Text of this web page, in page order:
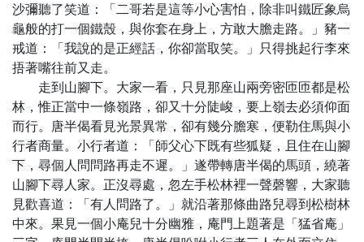
沙彌聽了笑道：「二哥若是這等小心害怕，除非叫鐵匠象烏
龜般的打一個鐵殼，與你套在身上，方敢大膽走路。」豬一
戒道：「我說的是正經話，你卻當取笑。」只得挑起行李來
捂著嘴往前又走。
走到山腳下。大家一看，只見那座山兩旁密匝匝都是松
林，惟正當中一條嶺路，卻又十分陡峻，要上嶺去必須仰面
而行。唐半偈看見光景異常，卻有幾分膽寒，便勒住馬與小
行者商量。小行者道：「師父心下既有些狐疑，且住在山腳
下，尋個人問問路再走不遲。」遂帶轉唐半偈的馬頭，繞著
山腳下尋人家。正沒尋處，忽左手松林裡一聲磬響，大家聽
見歡喜道：「有人問路了。」就沿著那條曲路兒尋到松樹林
中來。果見一個小庵兒十分幽雅，庵門上題著是「猛省庵」